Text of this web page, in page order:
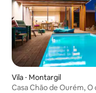
Vila ⋅ Montargil
Casa Chão de Ourém,